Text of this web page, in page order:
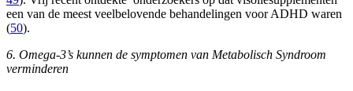
een van de meest veelbelovende behandelingen voor ADHD waren
(50).
6. Omega-3’s kunnen de symptomen van Metabolisch Syndroom
verminderen